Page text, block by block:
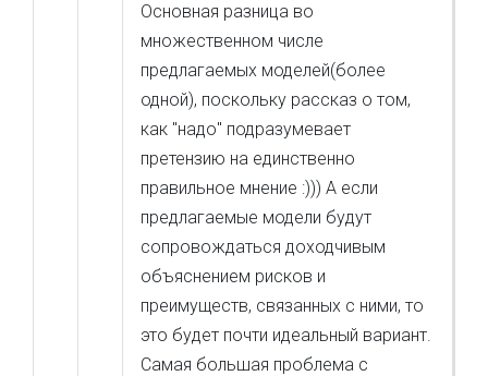
Основная разница во
множественном числе
предлагаемых моделей(более
одной), поскольку рассказ о том,
как "надо" подразумевает
претензию на единственно
правильное мнение :))) А если
предлагаемые модели будут
сопровождаться доходчивым
объяснением рисков и
преимуществ, связанных с ними, то
это будет почти идеальный вариант.
Самая большая проблема с